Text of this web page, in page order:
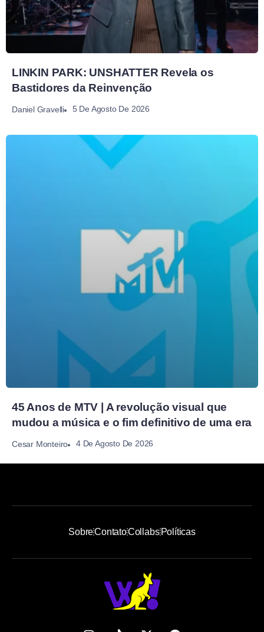
LINKIN PARK: UNSHATTER Revela os
Bastidores da Reinvenção
Daniel Gravelli 5 De Agosto De 2026
45 Anos de MTV | A revolução visual que
mudou a música e o fim definitivo de uma era
Cesar Monteiro 4 De Agosto De 2026
SobreContatoCollabsPolíticas